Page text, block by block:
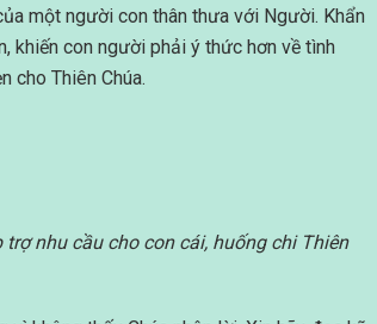
một người con thân thưa với Người. Khẩn
khiến con người phải ý thức hơn về tình
cho Thiên Chúa.
nhu cầu cho con cái, huống chi Thiên